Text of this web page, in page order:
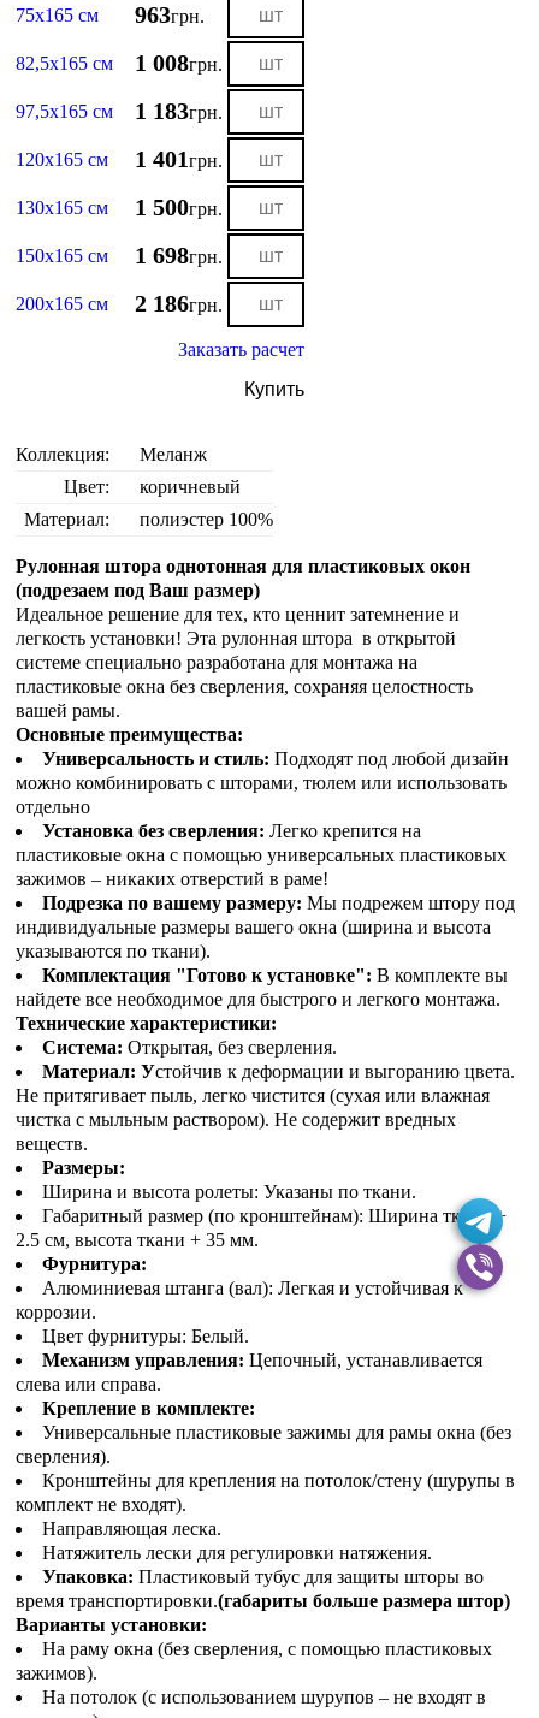
75х165 см 963грн.
82,5х165 см 1 008грн.
97,5х165 см 1 183грн.
120х165 см 1 401грн.
130х165 см 1 500грн.
150х165 см 1 698грн.
200х165 см 2 186грн.
Заказать расчет
Купить
Коллекция:
Меланж
Цвет:
коричневый
Материал:
полиэстер 100%
Рулонная штора однотонная для пластиковых окон
(подрезаем под Ваш размер)
Идеальное решение для тех, кто ценнит затемнение и
легкость установки! Эта рулонная штора в открытой
системе специально разработана для монтажа на
пластиковые окна без сверления, сохраняя целостность
вашей рамы.
Основные преимущества:
Универсальность и стиль: Подходят под любой дизайн
можно комбинировать с шторами, тюлем или использовать
отдельно
Установка без сверления: Легко крепится на
пластиковые окна с помощью универсальных пластиковых
зажимов – никаких отверстий в раме!
Подрезка по вашему размеру: Мы подрежем штору под
индивидуальные размеры вашего окна (ширина и высота
указываются по ткани).
Комплектация "Готово к установке": В комплекте вы
найдете все необходимое для быстрого и легкого монтажа.
Технические характеристики:
Система: Открытая, без сверления.
Материал: Устойчив к деформации и выгоранию цвета.
Не притягивает пыль, легко чистится (сухая или влажная
чистка с мыльным раствором). Не содержит вредных
веществ.
Размеры:
Ширина и высота ролеты: Указаны по ткани.
Габаритный размер (по кронштейнам): Ширина ткани +
2.5 см, высота ткани + 35 мм.
Фурнитура:
Алюминиевая штанга (вал): Легкая и устойчивая к
коррозии.
Цвет фурнитуры: Белый.
Механизм управления: Цепочный, устанавливается
слева или справа.
Крепление в комплекте:
Универсальные пластиковые зажимы для рамы окна (без
сверления).
Кронштейны для крепления на потолок/стену (шурупы в
комплект не входят).
Направляющая леска.
Натяжитель лески для регулировки натяжения.
Упаковка: Пластиковый тубус для защиты шторы во
время транспортировки.(габариты больше размера штор)
Варианты установки:
На раму окна (без сверления, с помощью пластиковых
зажимов).
На потолок (с использованием шурупов – не входят в